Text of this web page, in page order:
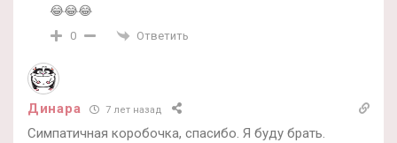
😂😂😂
0 Ответить
Динара 7 лет назад
Симпатичная коробочка, спасибо. Я буду брать.